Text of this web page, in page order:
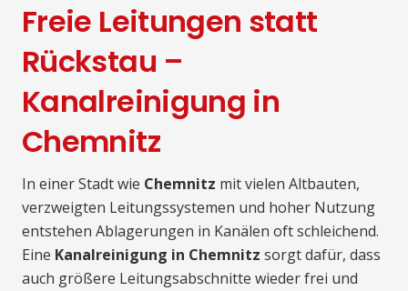
Freie Leitungen statt
Rückstau –
Kanalreinigung in
Chemnitz
In einer Stadt wie Chemnitz mit vielen Altbauten,
verzweigten Leitungssystemen und hoher Nutzung
entstehen Ablagerungen in Kanälen oft schleichend.
Eine Kanalreinigung in Chemnitz sorgt dafür, dass
auch größere Leitungsabschnitte wieder frei und